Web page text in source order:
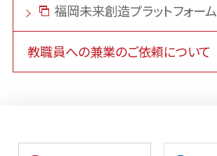
福岡未来創造プラットフォーム
教職員への兼業のご依頼について